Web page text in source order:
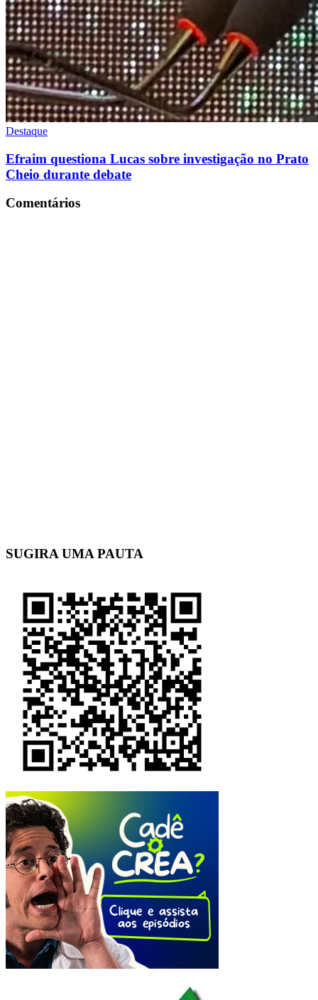
Destaque
Efraim questiona Lucas sobre investigação no Prato
Cheio durante debate
Comentários
SUGIRA UMA PAUTA